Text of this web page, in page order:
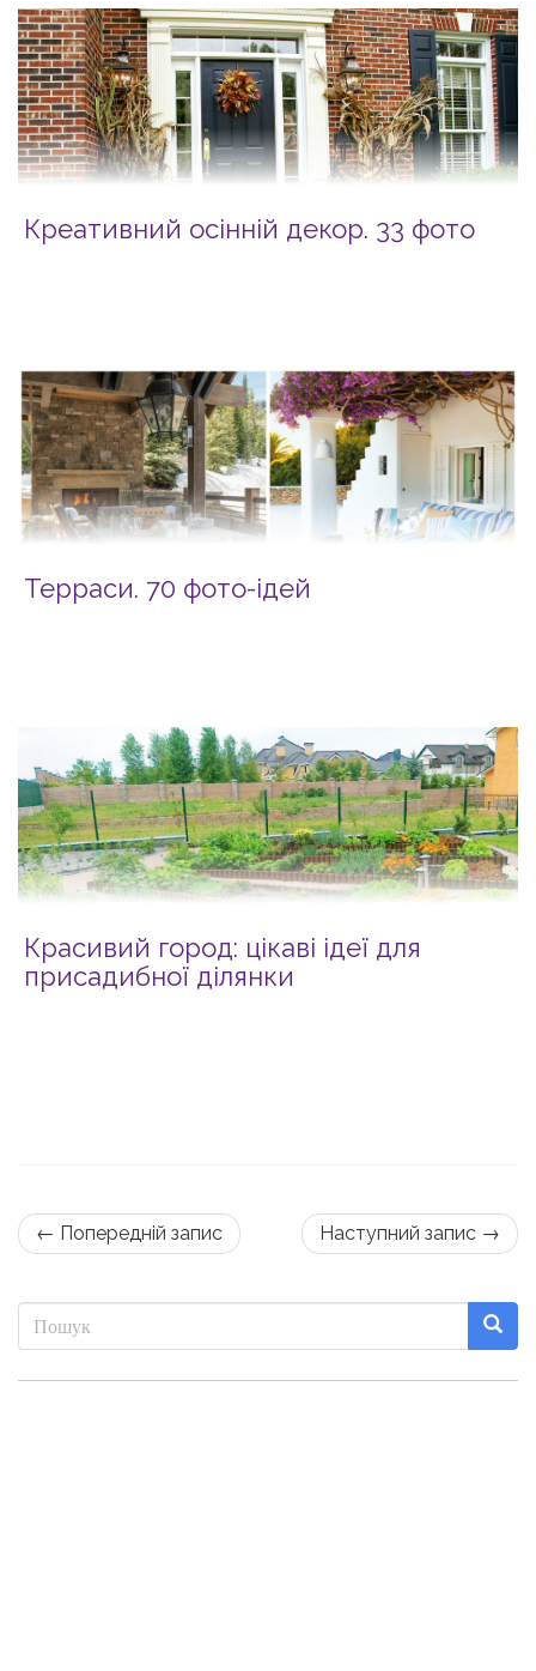
Креативний осінній декор. 33 фото
Терраси. 70 фото-ідей
Красивий город: цікаві ідеї для
присадибної ділянки
← Попередній запис Наступний запис →